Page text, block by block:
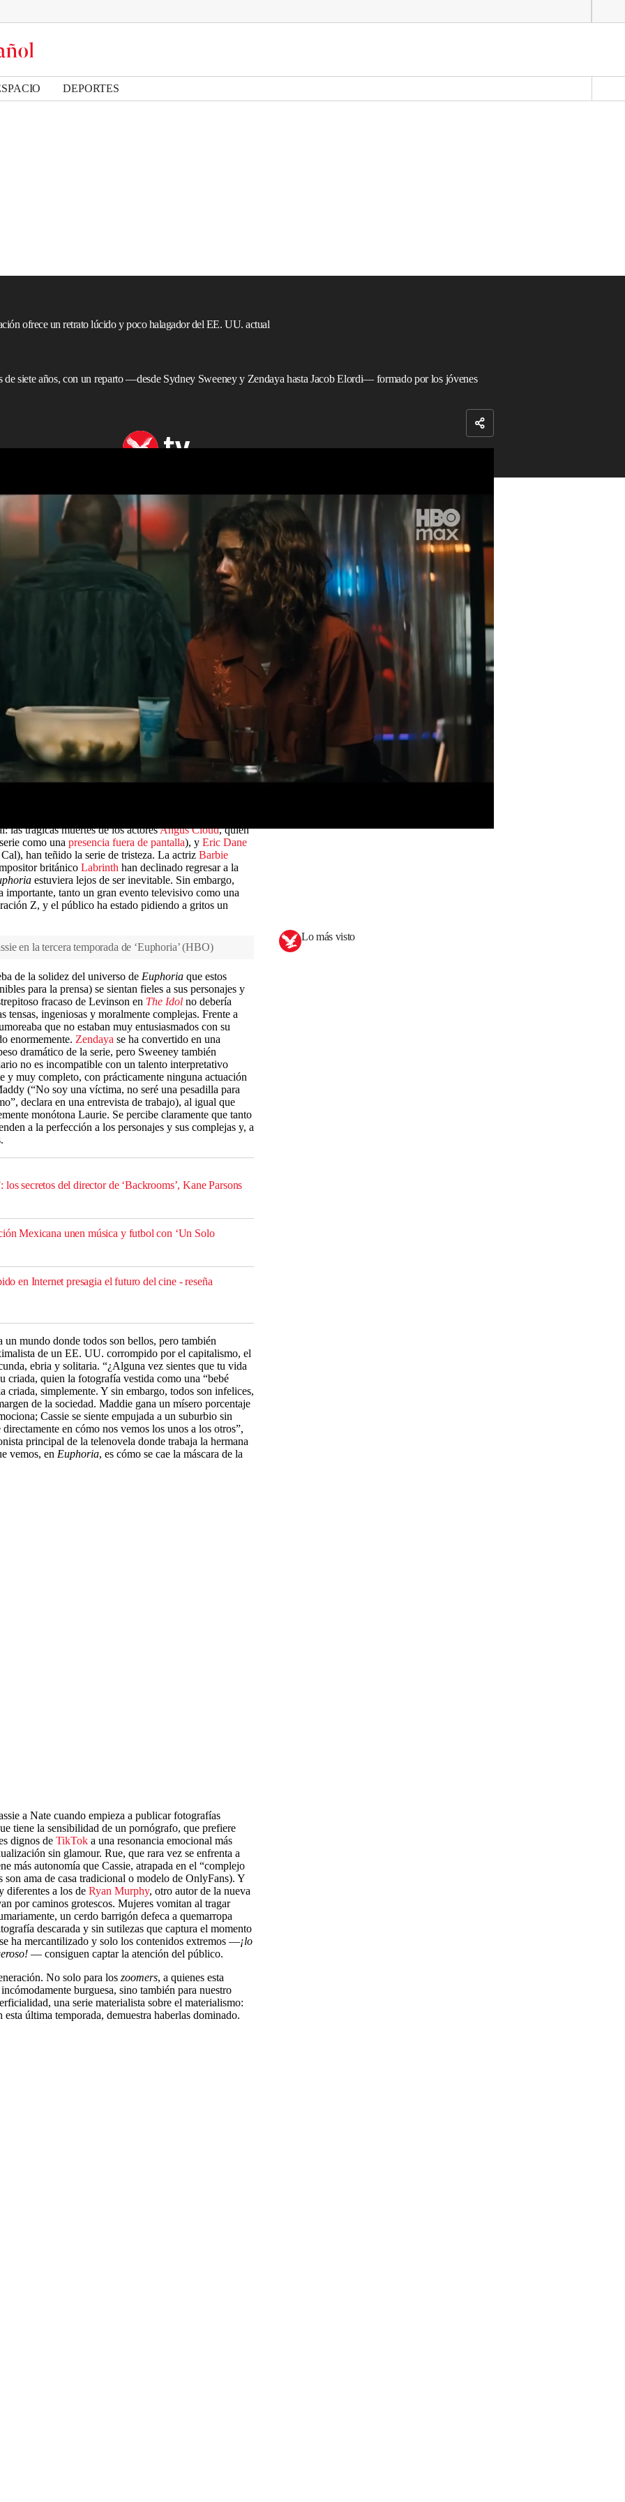
DEPORTES
ofrece un retrato lúcido y poco halagador del EE. UU. actual
de siete años, con un reparto —desde Sydney Sweeney y Zendaya hasta Jacob Elordi— formado por los jóvenes
contra el salvaje”, gruñe un capo armado en la tercera
Max. A medida que la música empieza a resonar —
sobre el suroeste americano— queda claro que la
tras cuatro años de pausa, es ahora un western
. El
estadounidense de todos, yEuphoria
, ambientada en
del oro de la economía de la atención, es un retrato
lo bueno, lo malo y lo feo.
Rue (
mexicana, hasta que se le presenta una nueva
) están
cada uno anhelando algo más que su aislamiento
asistente de representación de talentos, con sus
contra la pantalla de su teléfono, mientras que Jules
en un ático de
va bien. “Estoy sobria al estilo de California”, confiesa
cosas que podrían destruir mi vida”. Y sin embargo,
autodestrucción, y lo único que estos personajes no
Fuera de la pantalla, en los cuatro años
de las estrellas de la serie —Elordi, Sweeney y
las trágicas muertes de los actoresAngus Cloud, quien
como una presencia fuera de pantalla), y Eric Dane
han teñido la serie de tristeza. La actriz Barbie
británico Labrinth han declinado regresar a la
estuviera lejos de ser inevitable. Sin embargo,
importante, tanto un gran evento televisivo como una
Z, y el público ha estado pidiendo a gritos un
en la tercera temporada de ‘Euphoria’ (HBO)
de la solidez del universo de Euphoria que estos
para la prensa) se sientan fieles a sus personajes y
fracaso de Levinson en The Idol no debería
tensas, ingeniosas y moralmente complejas. Frente a
que no estaban muy entusiasmados con su
enormemente. Zendaya se ha convertido en una
dramático de la serie, pero Sweeney también
no es incompatible con un talento interpretativo
y muy completo, con prácticamente ninguna actuación
(“No soy una víctima, no seré una pesadilla para
declara en una entrevista de trabajo), al igual que
monótona Laurie. Se percibe claramente que tanto
a la perfección a los personajes y sus complejas y, a
los secretos del director de ‘Backrooms’, Kane Parsons
Mexicana unen música y futbol con ‘Un Solo
en Internet presagia el futuro del cine - reseña
un mundo donde todos son bellos, pero también
de un EE. UU. corrompido por el capitalismo, el
ebria y solitaria. “¿Alguna vez sientes que tu vida
criada, quien la fotografía vestida como una “bebé
criada, simplemente. Y sin embargo, todos son infelices,
de la sociedad. Maddie gana un mísero porcentaje
Cassie se siente empujada a un suburbio sin
en cómo nos vemos los unos a los otros”,
principal de la telenovela donde trabaja la hermana
vemos, en Euphoria, es cómo se cae la máscara de la
a Nate cuando empieza a publicar fotografías
tiene la sensibilidad de un pornógrafo, que prefiere
dignos de TikTok a una resonancia emocional más
sin glamour. Rue, que rara vez se enfrenta a
más autonomía que Cassie, atrapada en el “complejo
ama de casa tradicional o modelo de OnlyFans). Y
diferentes a los de Ryan Murphy, otro autor de la nueva
por caminos grotescos. Mujeres vomitan al tragar
un cerdo barrigón defeca a quemarropa
descarada y sin sutilezas que captura el momento
ha mercantilizado y solo los contenidos extremos —¡lo
— consiguen captar la atención del público.
No solo para los zoomers, a quienes esta
burguesa, sino también para nuestro
una serie materialista sobre el materialismo:
esta última temporada, demuestra haberlas dominado.
Lo más visto